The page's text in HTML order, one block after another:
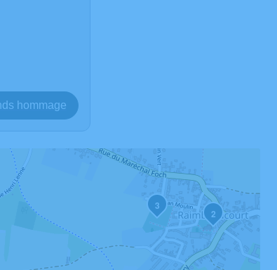
hommage
2
3